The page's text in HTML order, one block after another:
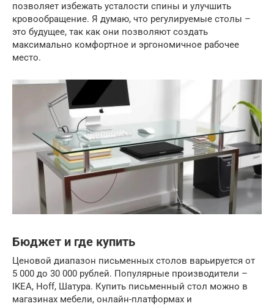
позволяет избежать усталости спины и улучшить
кровообращение. Я думаю, что регулируемые столы –
это будущее, так как они позволяют создать
максимально комфортное и эргономичное рабочее
место.
Бюджет и где купить
Ценовой диапазон письменных столов варьируется от
5 000 до 30 000 рублей. Популярные производители –
IKEA, Hoff, Шатура. Купить письменный стол можно в
магазинах мебели, онлайн-платформах и